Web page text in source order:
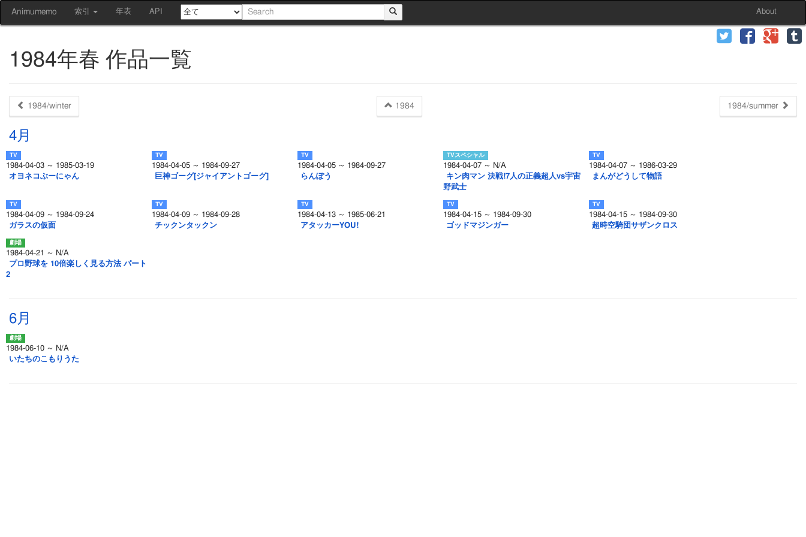
Animumemo 索引 年表 API About
1984年春 作品一覧
1984/winter 1984 1984/summer
4月
1984-04-03 ～ 1985-03-19
オヨネコぶーにゃん
1984-04-05 ～ 1984-09-27
巨神ゴーグ[ジャイアントゴーグ]
1984-04-05 ～ 1984-09-27
らんぽう
1984-04-07 ～ N/A
キン肉マン 決戦!7人の正義超人vs宇宙
野武士
1984-04-07 ～ 1986-03-29
まんがどうして物語
1984-04-09 ～ 1984-09-24
ガラスの仮面
1984-04-09 ～ 1984-09-28
チックンタックン
1984-04-13 ～ 1985-06-21
アタッカーYOU!
1984-04-15 ～ 1984-09-30
ゴッドマジンガー
1984-04-15 ～ 1984-09-30
超時空騎団サザンクロス
1984-04-21 ～ N/A
プロ野球を 10倍楽しく見る方法 パート
2
6月
1984-06-10 ～ N/A
いたちのこもりうた